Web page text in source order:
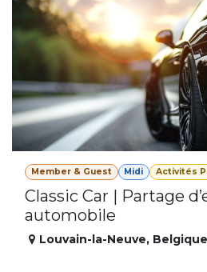
Member & Guest Midi Activités
Classic Car | Partage
automobile
Louvain-la-Neuve, Belgique